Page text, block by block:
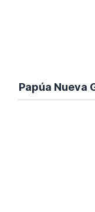
Papúa Nueva